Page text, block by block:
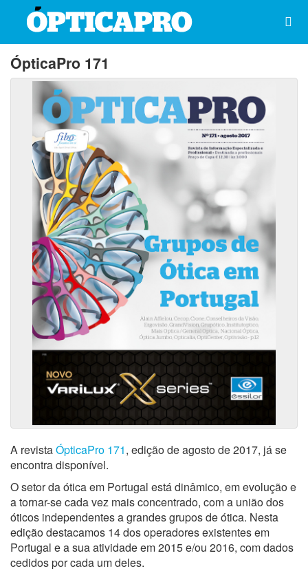
ÓpticaPro 171
A revistaÓpticaPro 171, edição de agosto de 2017, já se
encontra disponível.
O setor da ótica em Portugal está dinâmico, em evolução e
a tornar-se cada vez mais concentrado, com a união dos
óticos independentes a grandes grupos de ótica. Nesta
edição destacamos 14 dos operadores existentes em
Portugal e a sua atividade em 2015 e/ou 2016, com dados
cedidos por cada um deles.